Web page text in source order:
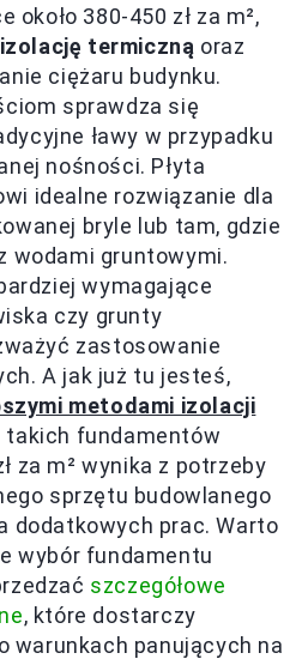
około 380-450 zł za m²,
izolację termiczną oraz
ciężaru budynku.
sprawdza się
ławy w przypadku
nośności. Płyta
idealne rozwiązanie dla
bryle lub tam, gdzie
wodami gruntowymi.
wymagające
czy grunty
zastosowanie
A jak już tu jesteś,
metodami izolacji
takich fundamentów
za m² wynika z potrzeby
sprzętu budowlanego
dodatkowych prac. Warto
wybór fundamentu
szczegółowe
, które dostarczy
warunkach panujących na